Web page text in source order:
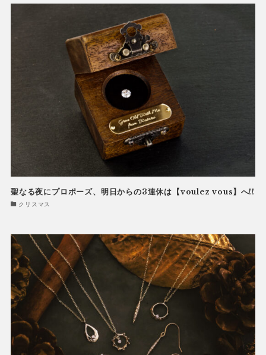
聖なる夜にプロポーズ、明日からの3連休は【voulez vous】へ!!
クリスマス